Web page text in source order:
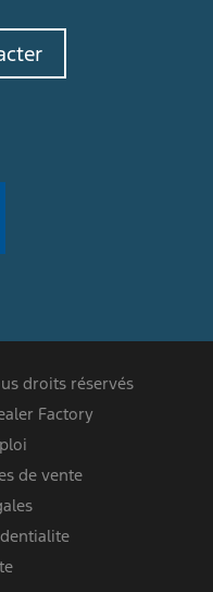
droits réservés
Factory
de vente